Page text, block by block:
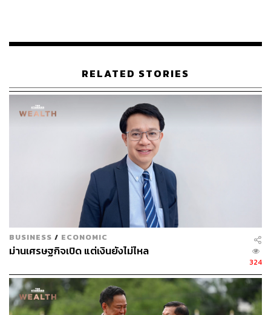
RELATED STORIES
BUSINESS / ECONOMIC
ม่านเศรษฐกิจเปิด แต่เงินยังไม่ไหล
324